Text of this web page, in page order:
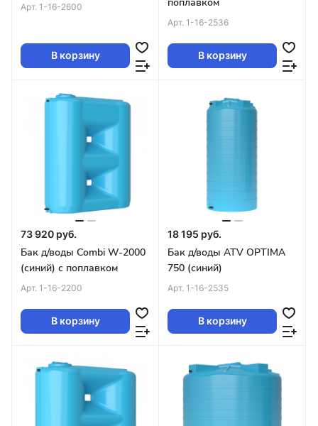
Арт. 1-16-2600
В корзину
Арт. 1-16-2536
В корзину
73 920 руб.
Бак д/воды Combi W-2000
(синий) с поплавком
Арт. 1-16-2200
В корзину
18 195 руб.
Бак д/воды ATV OPTIMA
750 (синий)
Арт. 1-16-2535
В корзину